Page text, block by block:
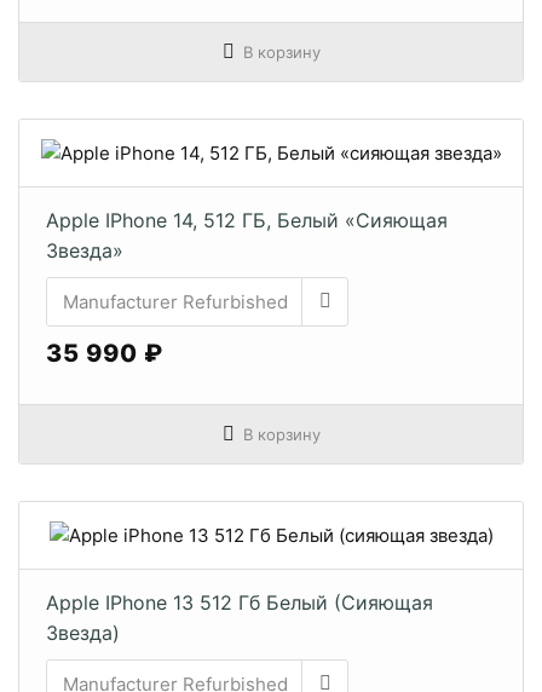
В корзину
Apple IPhone 14, 512 ГБ, Белый «сияющая
Звезда»
35 990 ₽
В корзину
Apple IPhone 13 512 Гб Белый (сияющая
Звезда)